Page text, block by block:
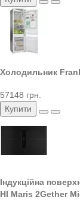
Холодильник
57148 грн.
Купити
Індукційна
HI Maris 2Gether